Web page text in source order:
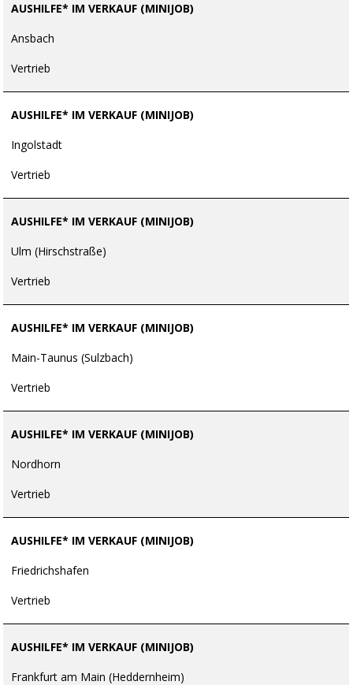
AUSHILFE* IM VERKAUF (MINIJOB)
Ansbach
Vertrieb
AUSHILFE* IM VERKAUF (MINIJOB)
Ingolstadt
Vertrieb
AUSHILFE* IM VERKAUF (MINIJOB)
Ulm (Hirschstraße)
Vertrieb
AUSHILFE* IM VERKAUF (MINIJOB)
Main-Taunus (Sulzbach)
Vertrieb
AUSHILFE* IM VERKAUF (MINIJOB)
Nordhorn
Vertrieb
AUSHILFE* IM VERKAUF (MINIJOB)
Friedrichshafen
Vertrieb
AUSHILFE* IM VERKAUF (MINIJOB)
Frankfurt am Main (Heddernheim)